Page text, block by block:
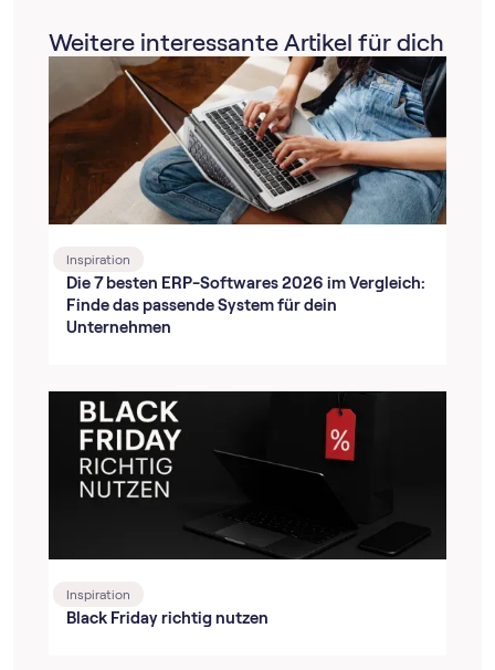
Weitere interessante Artikel für dich
Inspiration
Die 7 besten ERP-Softwares 2026 im Vergleich:
Finde das passende System für dein
Unternehmen
Inspiration
Black Friday richtig nutzen